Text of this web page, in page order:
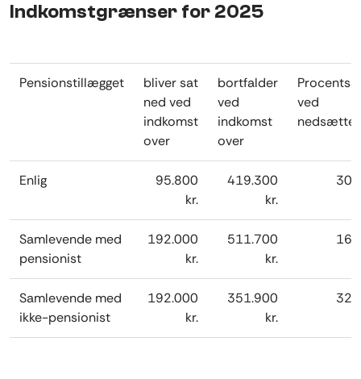
Indkomstgrænser for 2025
Pensionstillægget
bliver sat
ned ved
indkomst
over
bortfalder
ved
indkomst
over
ved
Enlig
95.800
kr.
419.300
kr.
Samlevende med
pensionist
192.000
kr.
511.700
kr.
Samlevende med
ikke-pensionist
192.000
kr.
351.900
kr.